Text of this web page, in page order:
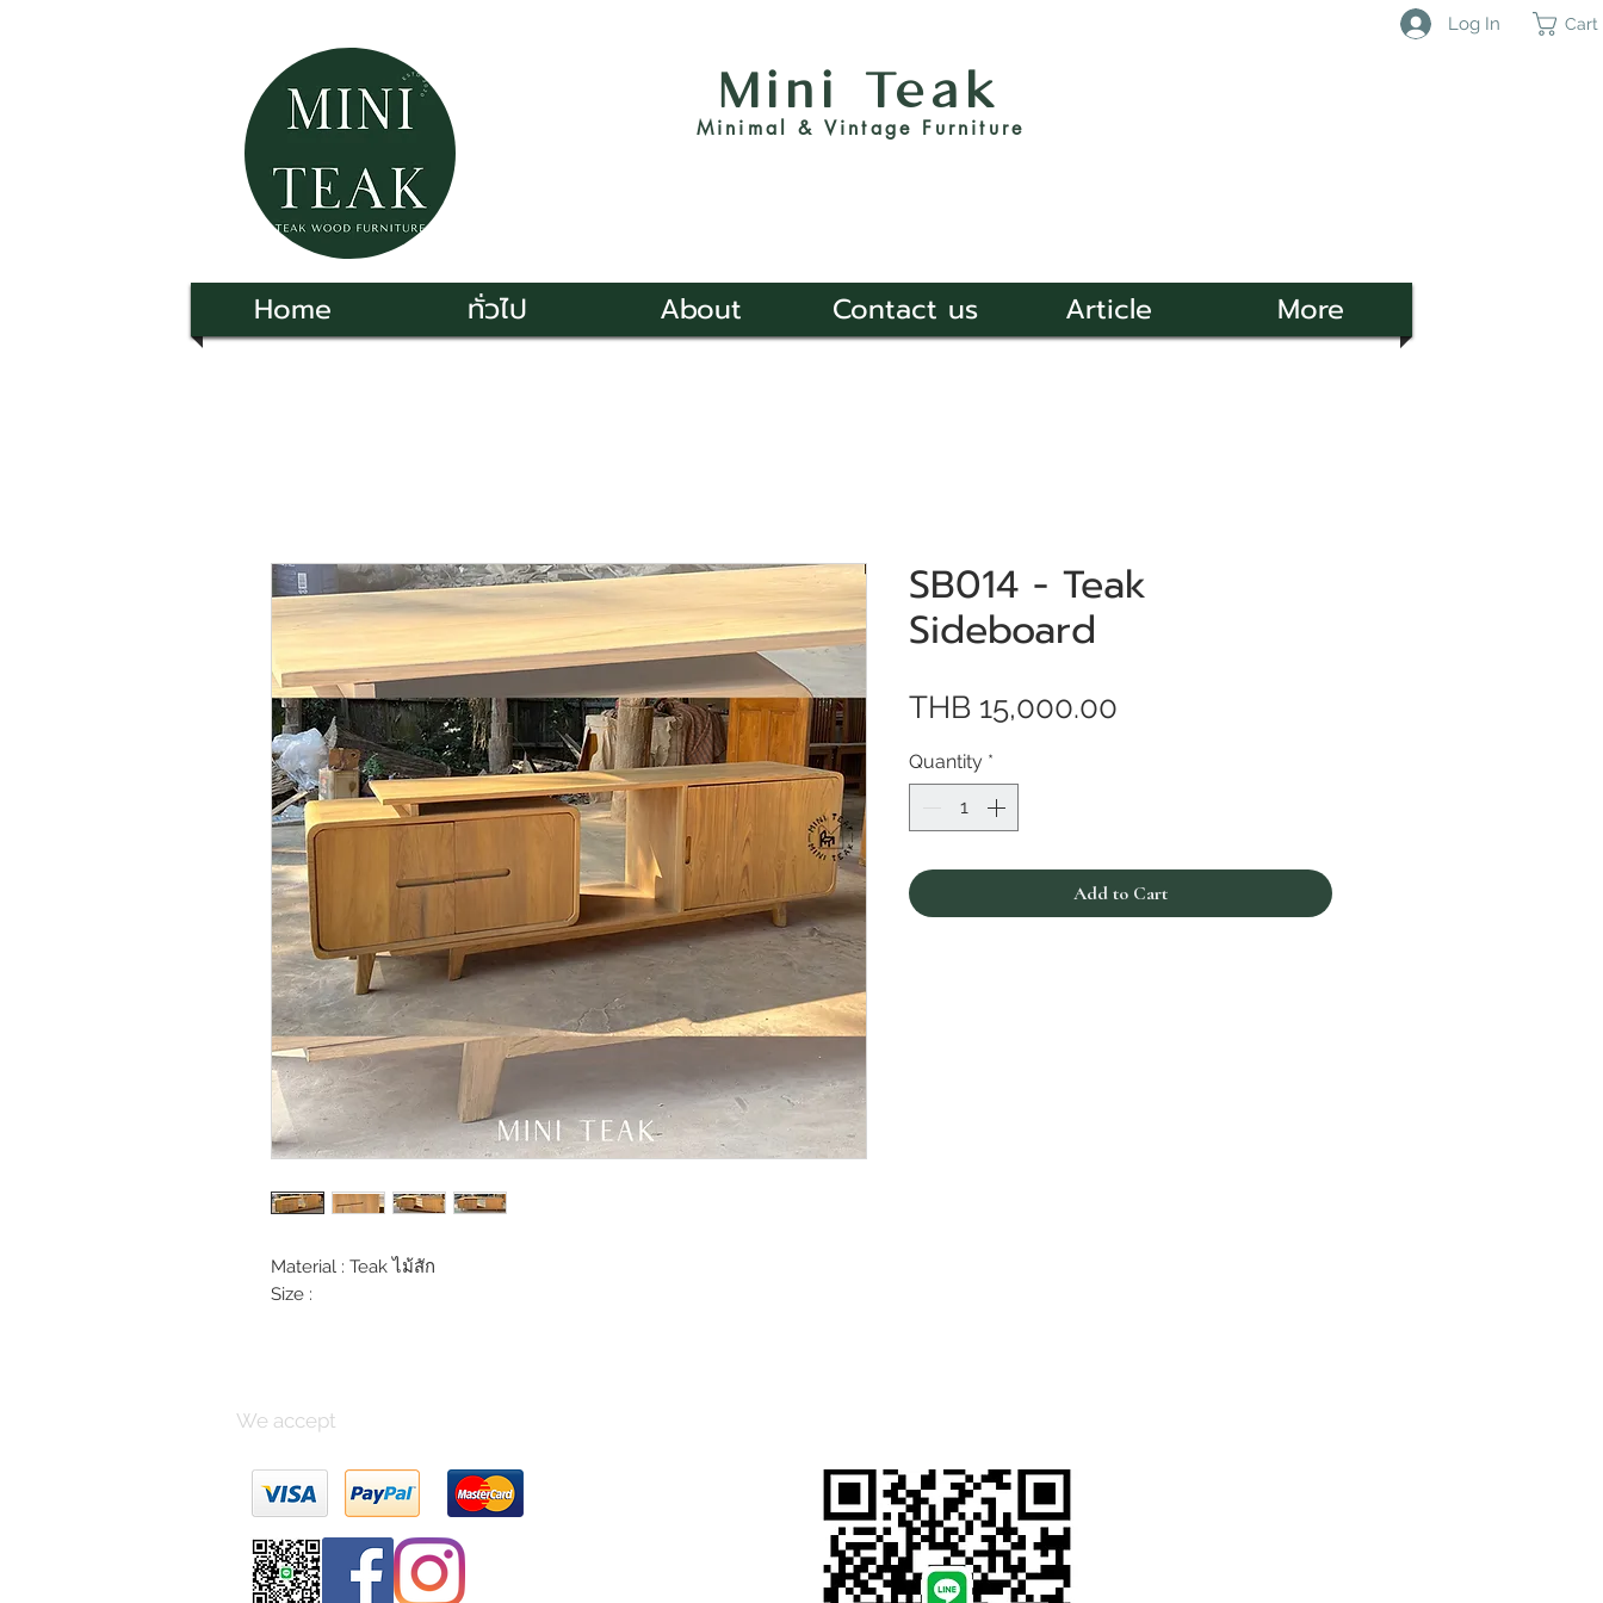
Log In Cart
Mini Teak
Minimal & Vintage Furniture
Home ทั่วไป About Contact us Article More
Material : Teak ไม้สัก
Size :
SB014 - Teak
Sideboard
THB 15,000.00
Quantity *
Add to Cart
We accept